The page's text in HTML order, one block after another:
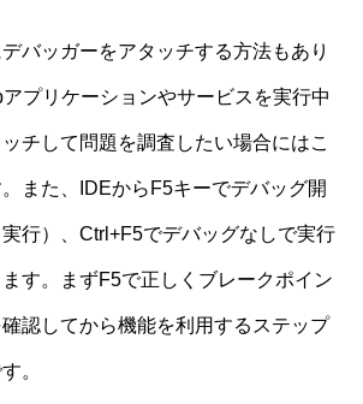
バッガーをアタッチする方法もあり
プリケーションやサービスを実行中
チして問題を調査したい場合にはこ
また、IDEからF5キーでデバッグ開
行）、Ctrl+F5でデバッグなしで実行
す。まずF5で正しくブレークポイン
確認してから機能を利用するステップ
。